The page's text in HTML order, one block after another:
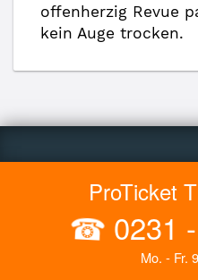
offenherzig Revue
kein Auge trocken.
ProTicket
☎ 0231
Mo. - Fr.